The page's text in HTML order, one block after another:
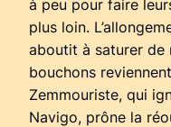
à peu pour faire
plus loin.
aboutit à saturer de
bouchons
Zemmouriste, qui
Navigo, prône la